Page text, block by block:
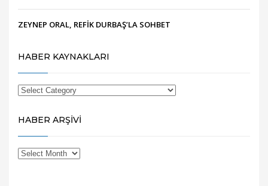
ZEYNEP ORAL, REFİK DURBAŞ’LA SOHBET
HABER KAYNAKLARI
HABER ARŞİVİ